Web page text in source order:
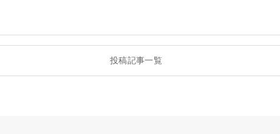
投稿記事一覧